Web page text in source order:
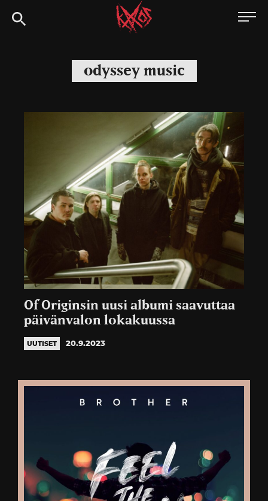
Siirry
suoraan
Kaaoszine
odyssey music
Of Originsin uusi albumi saavuttaa
päivänvalon lokakuussa
UUTISET 20.9.2023